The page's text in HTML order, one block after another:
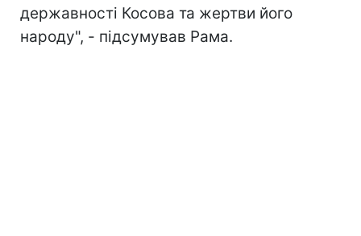
державності Косова та жертви його
народу", - підсумував Рама.